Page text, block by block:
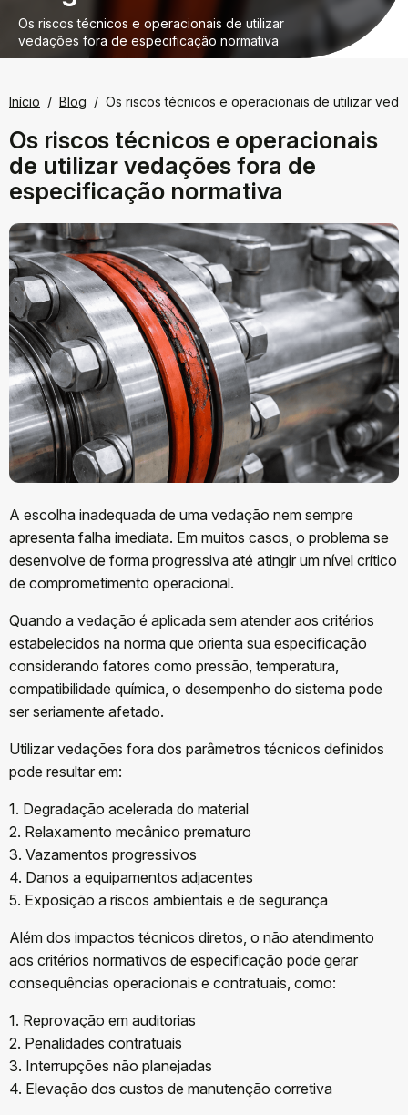
Os riscos técnicos e operacionais de utilizar
vedações fora de especificação normativa
Início Blog Os riscos técnicos e operacionais de utilizar
Os riscos técnicos e operacionais
de utilizar vedações fora de
especificação normativa
A escolha inadequada de uma vedação nem sempre
apresenta falha imediata. Em muitos casos, o problema se
desenvolve de forma progressiva até atingir um nível crítico
de comprometimento operacional.
Quando a vedação é aplicada sem atender aos critérios
estabelecidos na norma que orienta sua especificação
considerando fatores como pressão, temperatura,
compatibilidade química, o desempenho do sistema pode
ser seriamente afetado.
Utilizar vedações fora dos parâmetros técnicos definidos
pode resultar em:
1. Degradação acelerada do material
2. Relaxamento mecânico prematuro
3. Vazamentos progressivos
4. Danos a equipamentos adjacentes
5. Exposição a riscos ambientais e de segurança
Além dos impactos técnicos diretos, o não atendimento
aos critérios normativos de especificação pode gerar
consequências operacionais e contratuais, como:
1. Reprovação em auditorias
2. Penalidades contratuais
3. Interrupções não planejadas
4. Elevação dos custos de manutenção corretiva